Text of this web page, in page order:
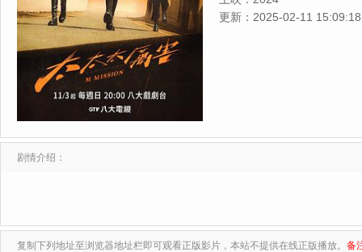
更新： 2025-02-11 15:09:18
剧情介绍：
复制下列地址至浏览器地址栏即可观看正版影片，本站不提供在线正版播放。 备